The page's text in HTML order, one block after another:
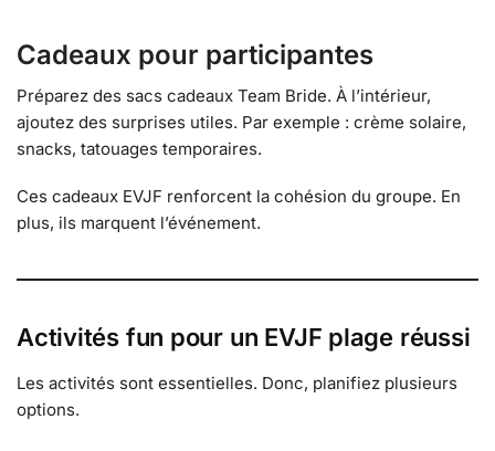
Cadeaux pour participantes
Préparez des sacs cadeaux Team Bride. À l’intérieur,
ajoutez des surprises utiles. Par exemple : crème solaire,
snacks, tatouages temporaires.
Ces cadeaux EVJF renforcent la cohésion du groupe. En
plus, ils marquent l’événement.
Activités fun pour un EVJF plage réussi
Les activités sont essentielles. Donc, planifiez plusieurs
options.